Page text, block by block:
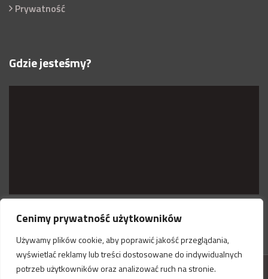
Cenimy prywatność użytkowników
Używamy plików cookie, aby poprawić jakość przeglądania,
wyświetlać reklamy lub treści dostosowane do indywidualnych
potrzeb użytkowników oraz analizować ruch na stronie.
Prywatność
Gdzie jesteśmy?